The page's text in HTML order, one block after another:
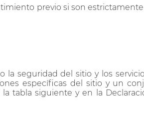
previo si son estrictamente
la seguridad del sitio y los
específicas del sitio y un
tabla siguiente y en la